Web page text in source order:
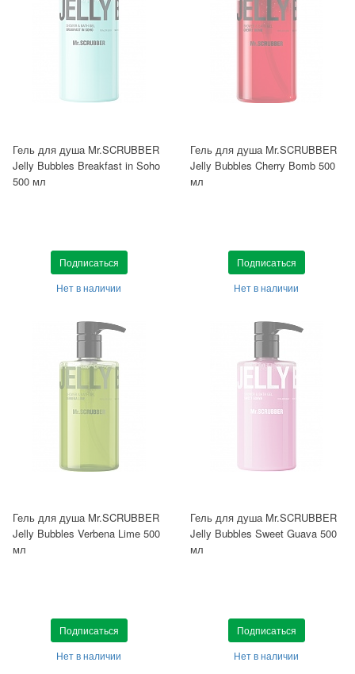
Гель для душа Mr.SCRUBBER
Jelly Bubbles Breakfast in Soho
500 мл
Подписаться
Нет в наличии
Гель для душа Mr.SCRUBBER
Jelly Bubbles Cherry Bomb 500
мл
Подписаться
Нет в наличии
Гель для душа Mr.SCRUBBER
Jelly Bubbles Verbena Lime 500
мл
Подписаться
Нет в наличии
Гель для душа Mr.SCRUBBER
Jelly Bubbles Sweet Guava 500
мл
Подписаться
Нет в наличии